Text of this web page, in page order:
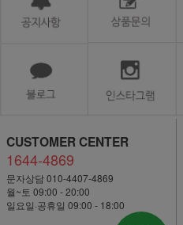
CUSTOMER CENTER
1644-4869
문자상담 010-4407-4869
월~토 09:00 - 20:00
일요일·공휴일 09:00 - 18:00